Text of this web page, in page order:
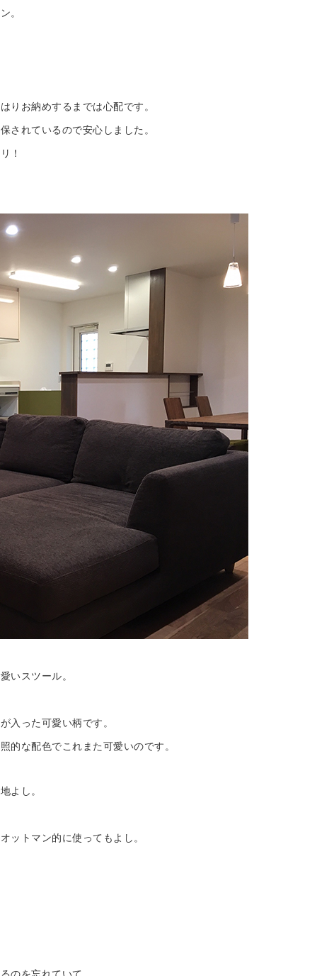
。
りお納めするまでは心配です。
されているので安心しました。
！
いスツール。
入った可愛い柄です。
的な配色でこれまた可愛いのです。
よし。
ットマン的に使ってもよし。